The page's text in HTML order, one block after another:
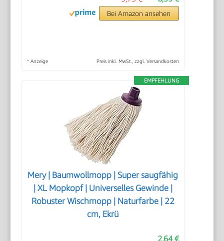
Bei Amazon ansehen
* Anzeige Preis inkl. MwSt., zzgl. Versandkosten
EMPFEHLUNG
Mery | Baumwollmopp | Super saugfähig
| XL Mopkopf | Universelles Gewinde |
Robuster Wischmopp | Naturfarbe | 22
cm, Ekrü
2,64 €